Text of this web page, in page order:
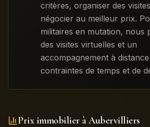
critères, organiser des
négocier au meilleur prix.
militaires en mutation, nous
des visites virtuelles et un
accompagnement à
contraintes de temps et de
Prix immobilier àAubervilliers